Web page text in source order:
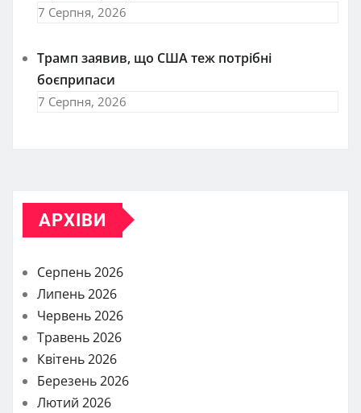
7 Серпня, 2026
Трамп заявив, що США теж потрібні
боєприпаси
7 Серпня, 2026
АРХІВИ
Серпень 2026
Липень 2026
Червень 2026
Травень 2026
Квітень 2026
Березень 2026
Лютий 2026